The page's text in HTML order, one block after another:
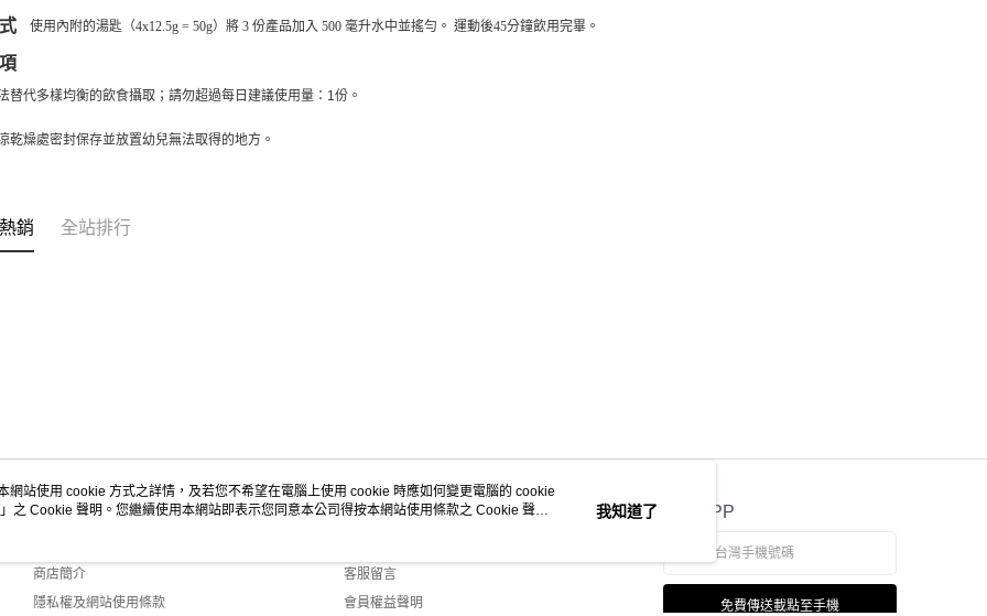
式使用內附的湯匙（4x12.5g = 50g）將 3 份產品加入 500 毫升水中並搖勻。 運動後45分鐘飲用完畢。
替代多樣均衡的飲食攝取；請勿超過每日建議使用量：1份。
乾燥處密封保存並放置幼兒無法取得的地方。
銷 全站排行
關於我們
商店簡介
隱私權及網站使用條款
客服資訊
客服留言
會員權益聲明
官方APP
免費傳送載點至手機
網站使用 cookie 方式之詳情，及若您不希望在電腦上使用 cookie 時應如何變更電腦的 cookie
」之 Cookie 聲明。您繼續使用本網站即表示您同意本公司得按本網站使用條款之 Cookie 聲明
我知道了